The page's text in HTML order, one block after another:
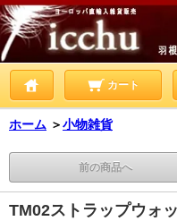
カート
ホーム ＞小物雑貨
前の商品へ
TM02ストラップウォ